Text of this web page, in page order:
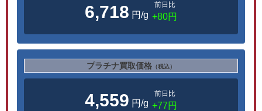
6,718 円/g
前日比
+80円
プラチナ買取価格 （税込）
4,559 円/g
前日比
+77円